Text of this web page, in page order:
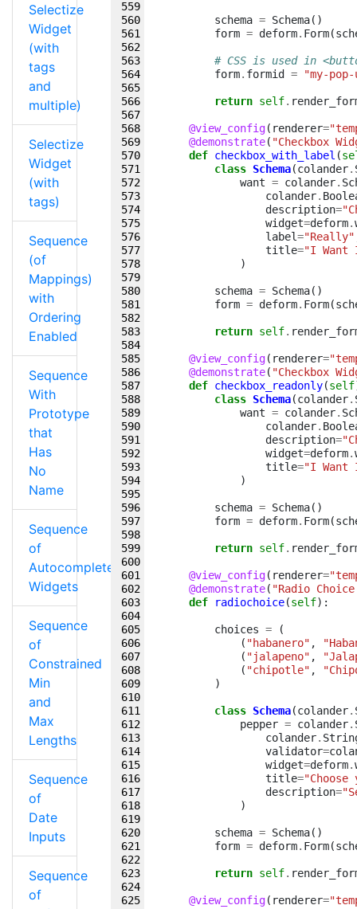
Selectize
Widget
(with
tags
and
multiple)
Selectize
Widget
(with
tags)
Sequence
(of
Mappings)
with
Ordering
Enabled
Sequence
With
Prototype
that
Has
No
Name
Sequence
of
Autocomplete
Widgets
Sequence
of
Constrained
Min
and
Max
Lengths
Sequence
of
Date
Inputs
Sequence
of
schema = Schema()
form = deform. Form(
# CSS is used in
form. formid = "my-
return self.
@view_config( renderer=
@demonstrate( "Checkbox
def checkbox_with_label (
class Schema(colander.
want = colander.
colander.
description=
widget=deform.
label="Really"
title="I
)
schema = Schema()
form = deform. Form(
return self.
@view_config( renderer=
@demonstrate( "Checkbox
def checkbox_readonly(self
class Schema(colander.
want = colander.
colander.
description=
widget=deform.
title="I
)
schema = Schema()
form = deform. Form(
return self.
@view_config( renderer=
@demonstrate( "Radio
def
radiochoice(self):
choices =
(
( "habanero" ,
( "jalapeno" ,
( "chipotle" ,
)
class Schema(colander.
pepper = colander.
colander.
validator=
widget=deform.
title=
description=
)
schema = Schema()
form = deform. Form(
return self.
@view_config( renderer=